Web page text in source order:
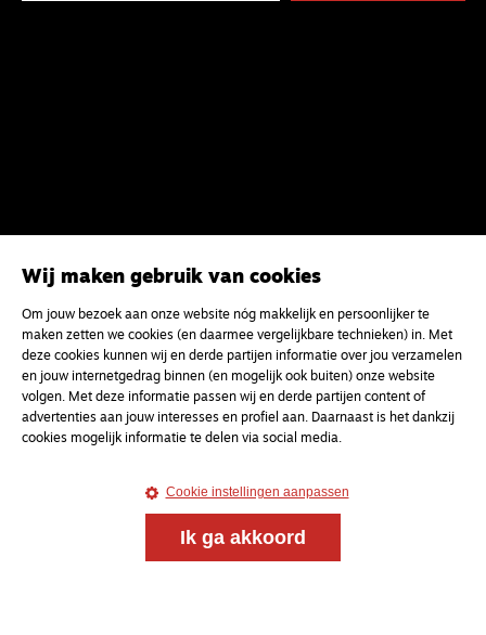
Magazine
Onderweg
Onderweg is een platform voor ontmoeting, vorming
en gesprek voor christenen onderweg, in het bijzonder
voor de Nederlandse Gereformeerde Kerken.
Kvk-nummer 33277063
Wij maken gebruik van cookies
Om jouw bezoek aan onze website nóg makkelijk en persoonlijker te
maken zetten we cookies (en daarmee vergelijkbare technieken) in. Met
deze cookies kunnen wij en derde partijen informatie over jou verzamelen
en jouw internetgedrag binnen (en mogelijk ook buiten) onze website
volgen. Met deze informatie passen wij en derde partijen content of
advertenties aan jouw interesses en profiel aan. Daarnaast is het dankzij
cookies mogelijk informatie te delen via social media.
Cookie instellingen aanpassen
Ik ga akkoord